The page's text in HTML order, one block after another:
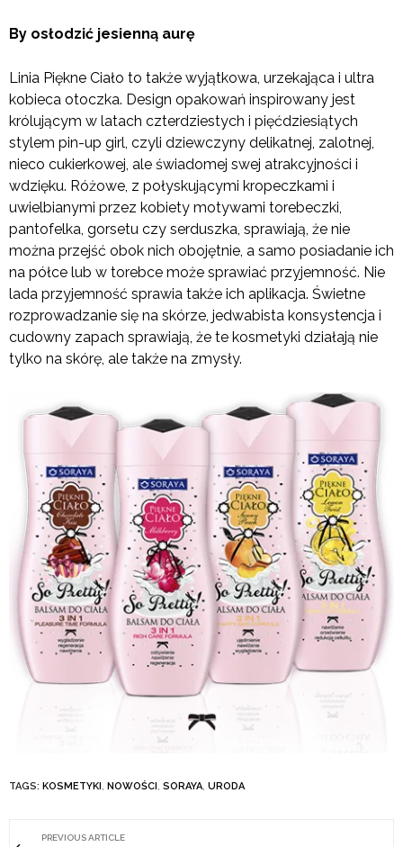
By osłodzić jesienną aurę
Linia Piękne Ciało to także wyjątkowa, urzekająca i ultra
kobieca otoczka. Design opakowań inspirowany jest
królującym w latach czterdziestych i pięćdziesiątych
stylem pin-up girl, czyli dziewczyny delikatnej, zalotnej,
nieco cukierkowej, ale świadomej swej atrakcyjności i
wdzięku. Różowe, z połyskującymi kropeczkami i
uwielbianymi przez kobiety motywami torebeczki,
pantofelka, gorsetu czy serduszka, sprawiają, że nie
można przejść obok nich obojętnie, a samo posiadanie ich
na półce lub w torebce może sprawiać przyjemność. Nie
lada przyjemność sprawia także ich aplikacja. Świetne
rozprowadzanie się na skórze, jedwabista konsystencja i
cudowny zapach sprawiają, że te kosmetyki działają nie
tylko na skórę, ale także na zmysły.
TAGS: KOSMETYKI, NOWOŚCI, SORAYA, URODA
PREVIOUS ARTICLE